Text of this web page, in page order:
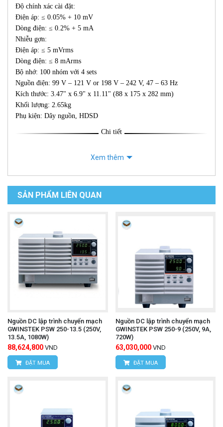
Độ chính xác cài đặt:
Điện áp: ≤ 0.05% + 10 mV
Dòng điện: ≤ 0.2% + 5 mA
Nhiễu gợn:
Điện áp: ≤ 5 mVrms
Dòng điện: ≤ 8 mArms
Bộ nhớ: 100 nhóm với 4 sets
Nguồn điện: 99 V – 121 V or 198 V – 242 V, 47 – 63 Hz
Kích thước: 3.47" x 6.9" x 11.11" (88 x 175 x 282 mm)
Khối lượng: 2.65kg
Phụ kiện: Dây nguồn, HDSD
Chi tiết
Xem thêm
SẢN PHẨM LIÊN QUAN
Nguồn DC lập trình chuyển mạch
GWINSTEK PSW 250-13.5 (250V,
13.5A, 1080W)
88,624,800 VND
ĐẶT MUA
Nguồn DC lập trình chuyển mạch
GWINSTEK PSW 250-9 (250V, 9A,
720W)
63,030,000 VND
ĐẶT MUA